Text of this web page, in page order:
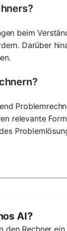
beim
Darüber
relevante
AI?